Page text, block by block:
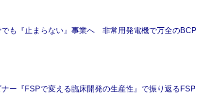
でも『止まらない』事業へ 非常用発電機で万全のBCP
ナー『FSPで変える臨床開発の生産性』で振り返るFSP